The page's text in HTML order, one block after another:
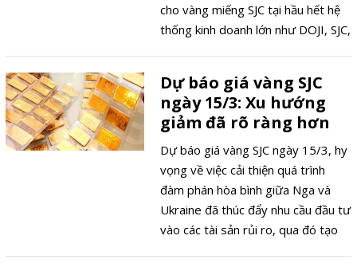
cho vàng miếng SJC tại hầu hết hệ
thống kinh doanh lớn như DOJI, SJC,
động mạnh. Đây là mức giá tiếp nối
đà tăng mạnh của vàng nội địa
trong năm 2025, giúp nhà đầu tư
trước đây mua vào hưởng lãi đáng
kể trong dịp đầu năm mới.
Dự báo giá vàng SJC
ngày 15/3: Xu hướng
giảm đã rõ ràng hơn
Dự báo giá vàng SJC ngày 15/3, hy
vọng về việc cải thiện quá trình
đàm phán hòa bình giữa Nga và
Ukraine đã thúc đẩy nhu cầu đầu tư
vào các tài sản rủi ro, qua đó tạo